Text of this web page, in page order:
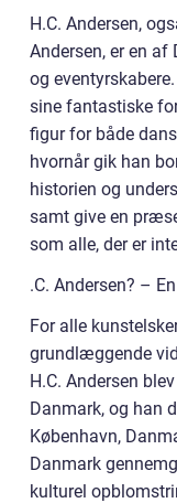
H.C. Andersen,
Andersen, er en
og
sine fantastiske
figur for både
hvornår gik han
historien og
samt give en
som alle, der er
.C. Andersen? –
For alle
grundlæggende
H.C. Andersen
Danmark, og han
København,
Danmark
kulturel